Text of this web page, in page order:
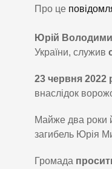
Про це
Юрій
України, служив
23 червня 2022
внаслідок
Майже два роки
загибель Юрія
Громада